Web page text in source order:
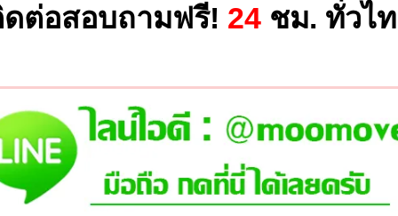
ต่อสอบถามฟรี! 24ชม. ทั่วไ